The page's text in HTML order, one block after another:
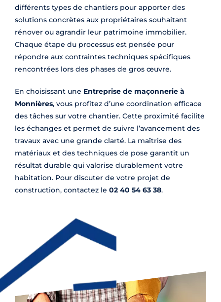
différents types de chantiers pour apporter des
solutions concrètes aux propriétaires souhaitant
rénover ou agrandir leur patrimoine immobilier.
Chaque étape du processus est pensée pour
répondre aux contraintes techniques spécifiques
rencontrées lors des phases de gros œuvre.
En choisissant une Entreprise de maçonnerie à
Monnières, vous profitez d’une coordination efficace
des tâches sur votre chantier. Cette proximité facilite
les échanges et permet de suivre l’avancement des
travaux avec une grande clarté. La maîtrise des
matériaux et des techniques de pose garantit un
résultat durable qui valorise durablement votre
habitation. Pour discuter de votre projet de
construction, contactez le 02 40 54 63 38.